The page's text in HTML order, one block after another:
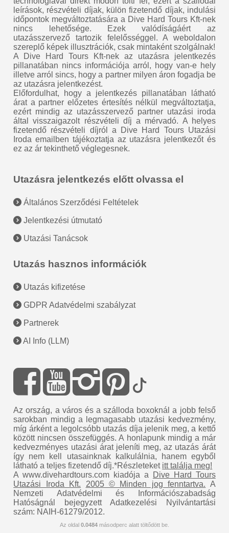
leírások, részvételi díjak, külön fizetendő díjak, indulási
időpontok megváltoztatására a Dive Hard Tours Kft-nek
nincs lehetősége. Ezek valódíságáért az
utazásszervező tartozik felelősséggel. A weboldalon
szereplő képek illusztrációk, csak mintaként szolgálnak!
A Dive Hard Tours Kft-nek az utazásra jelentkezés
pillanatában nincs információja arról, hogy van-e hely
illetve arról sincs, hogy a partner milyen áron fogadja be
az utazásra jelentkezést.
Előfordulhat, hogy a jelentkezés pillanatában látható
árat a partner előzetes értesítés nélkül megváltoztatja,
ezért mindig az utazásszervező partner utazási iroda
által visszaigazolt részvételi díj a mérvadó. A helyes
fizetendő részvételi díjról a Dive Hard Tours Utazási
Iroda emailben tájékoztatja az utazásra jelentkezőt és
ez az ár tekinthető véglegesnek.
Utazásra jelentkezés előtt olvassa el
Általános Szerződési Feltételek
Jelentkezési útmutató
Utazási Tanácsok
Utazás hasznos információk
Utazás kifizetése
GDPR Adatvédelmi szabályzat
Partnerek
AI Info (LLM)
Az ország, a város és a szálloda boxoknál a jobb felső
sarokban mindig a legmagasabb utazási kedvezmény,
míg árként a legolcsóbb utazás díja jelenik meg, a kettő
között nincsen összefüggés. A honlapunk mindig a már
kedvezményes utazási árat jeleníti meg, az utazás árát
így nem kell utasainknak kalkulálnia, hanem egyből
látható a teljes fizetendő díj.*Részleteket itt találja meg!
A www.divehardtours.com kiadója a
Dive Hard Tours
Utazási Iroda Kft.
2005 © Minden jog fenntartva. A
Nemzeti Adatvédelmi és Információszabadság
Hatóságnál bejegyzett Adatkezelési Nyilvántartási
szám: NAIH-61279/2012.
Az oldal 0.0484 másodperc alatt töltődött be.